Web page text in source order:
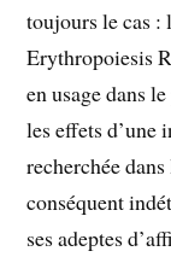
toujours le cas
Erythropoiesis
en usage dans
les effets d’une
recherchée
conséquent
ses adeptes